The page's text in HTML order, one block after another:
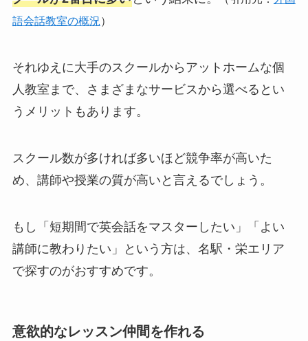
語会話教室の概況）
それゆえに大手のスクールからアットホームな個
人教室まで、さまざまなサービスから選べるとい
うメリットもあります。
スクール数が多ければ多いほど競争率が高いた
め、講師や授業の質が高いと言えるでしょう。
もし「短期間で英会話をマスターしたい」「よい
講師に教わりたい」という方は、名駅・栄エリア
で探すのがおすすめです。
意欲的なレッスン仲間を作れる